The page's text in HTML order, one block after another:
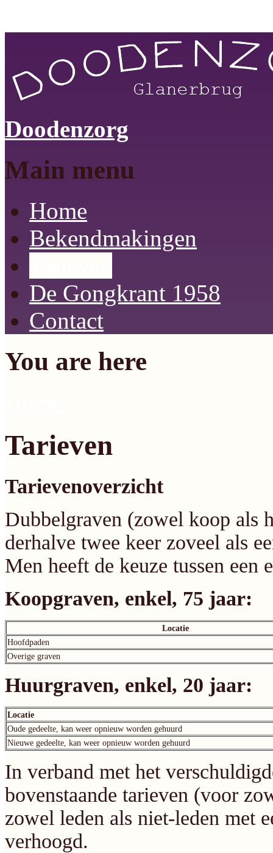
Doodenzorg
Main menu
Home
Bekendmakingen
De Gongkrant 1958
Contact
You are here
Tarieven
Tarievenoverzicht
Dubbelgraven (zowel koop als
derhalve twee keer zoveel als
Men heeft de keuze tussen een
Koopgraven, enkel, 75 jaar:
Locatie
Hoofdpaden
Overige graven
Huurgraven, enkel, 20 jaar:
Locatie
Oude gedeelte, kan weer opnieuw worden gehuurd
Nieuwe gedeelte, kan weer opnieuw worden gehuurd
In verband met het
bovenstaande tarieven (voor
zowel leden als niet-leden met
verhoogd.